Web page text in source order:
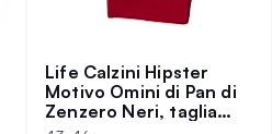
Life Calzini Hipster
Motivo Omini di Pan di
Zenzero Neri, taglia